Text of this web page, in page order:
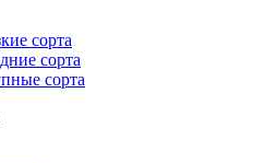
сорта
сорта
сорта